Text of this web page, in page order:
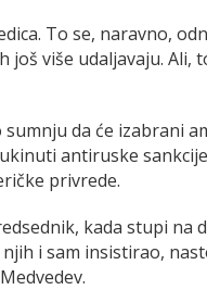
To se, naravno,
još više udaljavaju. Ali,
sumnju da će izabrani
antiruske
privrede.
kada stupi na
i sam insistirao,